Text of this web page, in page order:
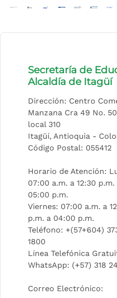
(Este enlace abrirá una
(Este enlace abrirá
(Este enlace
(Este enlace
(Este
Secretaría de
Alcaldía de Itagüí
Dirección: Centro
Manzana Cra 49 No.
local 310
Itagüí, Antioquia -
Código Postal: 055412
Horario de Atención:
07:00 a.m. a 12:30
05:00 p.m.
Viernes: 07:00 a.m. a
p.m. a 04:00 p.m.
Teléfono: +(57+604)
1800
Línea Telefónica
WhatsApp: (+57) 318
Correo Electrónico: